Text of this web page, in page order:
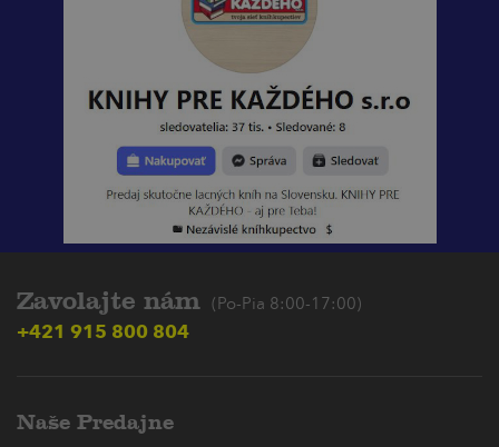
Zavolajte nám (Po-Pia 8:00-17:00)
+421 915 800 804
Naše Predajne